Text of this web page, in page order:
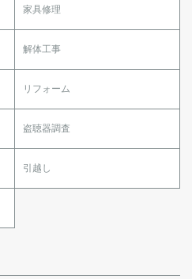
家具修理
解体工事
リフォーム
盗聴器調査
引越し